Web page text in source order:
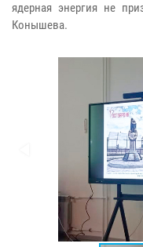
ядерная энергия не
Конышева.